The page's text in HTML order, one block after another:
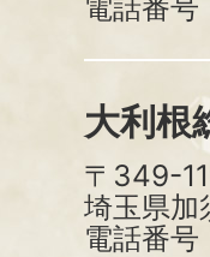
電話番号
大利根
〒349-
埼玉県加
電話番号